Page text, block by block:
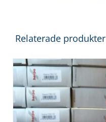
Relaterade produkter